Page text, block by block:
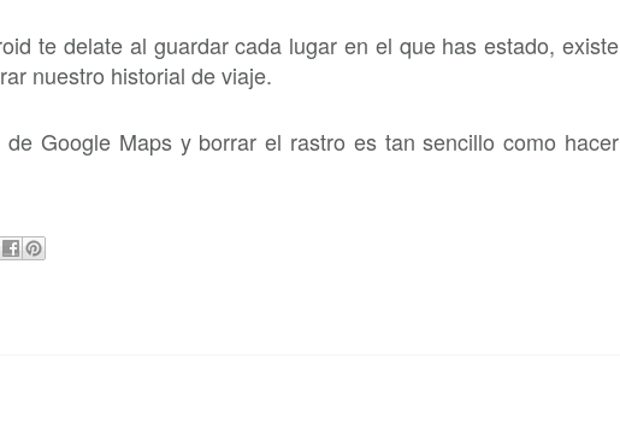
te delate al guardar cada lugar en el que has estado, existe
nuestro historial de viaje.
de Google Maps y borrar el rastro es tan sencillo como hacer